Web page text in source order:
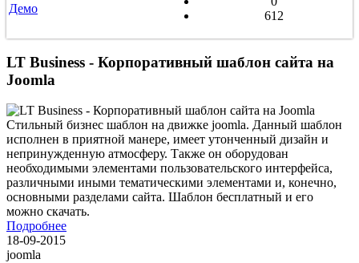
Демо
612
LT Business - Корпоративный шаблон сайта на
Joomla
Стильный бизнес шаблон на движке joomla. Данный шаблон
исполнен в приятной манере, имеет утонченный дизайн и
непринужденную атмосферу. Также он оборудован
необходимыми элементами пользовательского интерфейса,
различными иными тематическими элементами и, конечно,
основными разделами сайта. Шаблон бесплатный и его
можно скачать.
Подробнее
18-09-2015
joomla